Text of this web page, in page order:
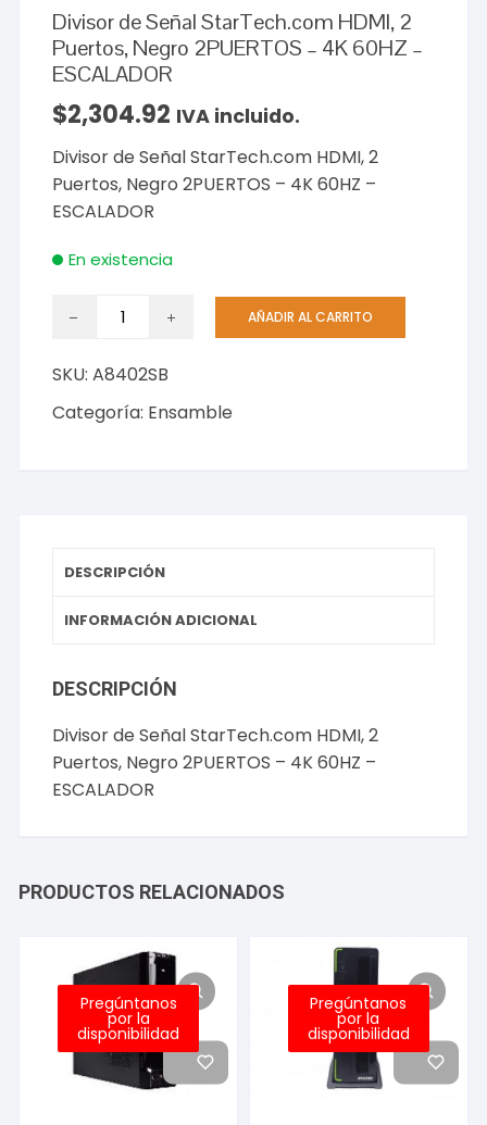
Divisor de Señal StarTech.com HDMI, 2
Puertos, Negro 2PUERTOS – 4K 60HZ –
ESCALADOR
$2,304.92 IVA incluido.
Divisor de Señal StarTech.com HDMI, 2
Puertos, Negro 2PUERTOS – 4K 60HZ –
ESCALADOR
En existencia
Divisor
StarTech.com
HDMI,
4K
-
AÑADIR AL CARRITO
SKU:A8402SB
Categoría: Ensamble
DESCRIPCIÓN
INFORMACIÓN ADICIONAL
DESCRIPCIÓN
Divisor de Señal StarTech.com HDMI, 2
Puertos, Negro 2PUERTOS – 4K 60HZ –
ESCALADOR
PRODUCTOS RELACIONADOS
Pregúntanos
por la
disponibilidad
Pregúntanos
por la
disponibilidad